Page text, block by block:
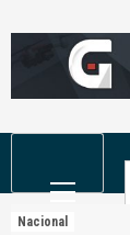
to
Menu
Nacional